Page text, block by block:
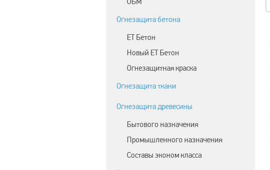
Огнезащита бетона
ЕТ Бетон
Новый ЕТ Бетон
Огнезащитная краска
Огнезащита ткани
Огнезащита древесины
Бытового назначения
Промышленного назначения
Составы эконом класса